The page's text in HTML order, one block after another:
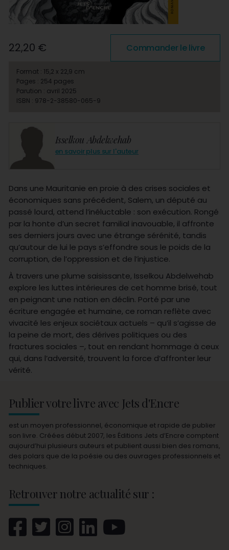
Isselkou Abdelwehab
en savoir plus sur l'auteur
Dans une Mauritanie en proie à des crises sociales et
économiques sans précédent, Salem, un député au
passé lourd, attend l’inéluctable : son exécution. Rongé
par la honte d’un secret familial inavouable, il affronte
ses derniers jours avec une étrange sérénité, tandis
qu’autour de lui le pays s’effondre sous le poids de la
corruption, de l’oppression et de l’injustice.
À travers une plume saisissante, Isselkou Abdelwehab
explore les luttes intérieures de cet homme brisé, tout
en peignant une nation en déclin. Porté par une
écriture engagée et humaine, ce roman reflète avec
vivacité les enjeux sociétaux actuels – qu’il s’agisse de
la peine de mort, des dérives politiques ou des
fractures sociales –, tout en rendant hommage à ceux
qui, dans l’adversité, trouvent la force d’affronter leur
vérité.
22,20 € Commander le livre
Format : 15,2 x 22,9 cm
Pages : 254 pages
Parution : avril 2025
ISBN : 978-2-38580-065-9
Publier votre livre avec Jets d'Encre
est un moyen professionnel, économique et rapide de publier
son livre. Créées début 2007, les Éditions Jets d’Encre comptent
aujourd’hui plusieurs auteurs et publient aussi bien des romans,
des polars que de la poésie ou des ouvrages professionnels et
techniques.
Retrouver notre actualité sur :